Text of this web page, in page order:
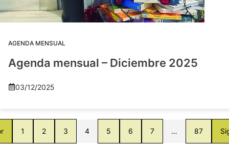
AGENDA MENSUAL
Agenda mensual – Diciembre 2025
03/12/2025
1 2 3 4 5 6 7 … 87